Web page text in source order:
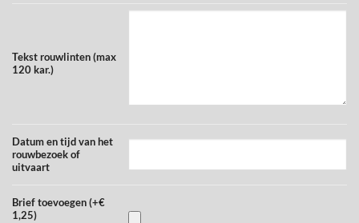
Tekst rouwlinten (max
120 kar.)
Datum en tijd van het
rouwbezoek of
uitvaart
Brief toevoegen (+€
1,25)